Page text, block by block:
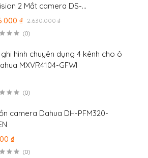
2 Mắt camera DS-
E/12
₫ 2.630.000 ₫
(0)
hình chuyên dụng 4 kênh cho ô
MXVR4104-GFWI
(0)
camera Dahua DH-PFM320-
₫
(0)